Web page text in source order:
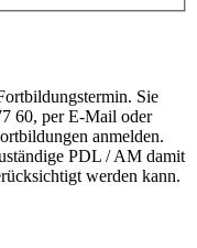
Sie
60, per E-Mail oder
anmelden.
PDL / AM damit
werden kann.